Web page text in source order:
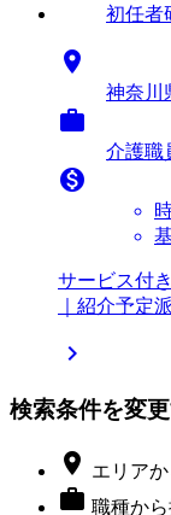

神奈川

介護職

サービス付
｜紹介予定

検索条件を変
 エリア
 職種か